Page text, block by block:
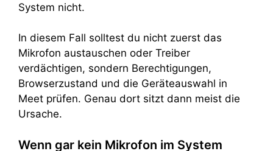
System nicht.
In diesem Fall solltest du nicht zuerst das
Mikrofon austauschen oder Treiber
verdächtigen, sondern Berechtigungen,
Browserzustand und die Geräteauswahl in
Meet prüfen. Genau dort sitzt dann meist die
Ursache.
Wenn gar kein Mikrofon im System